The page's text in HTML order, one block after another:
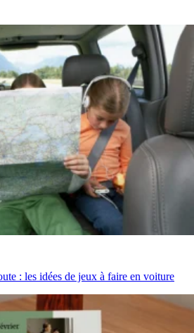
: les idées de jeux à faire en voiture